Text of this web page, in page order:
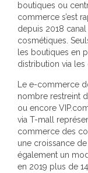
boutiques ou
commerce s’est
depuis 2018
cosmétiques.
les boutiques en
distribution via les
Le e-commerce
nombre restreint
ou encore
via T-mall
commerce des
une croissance
également un
en 2019 plus de